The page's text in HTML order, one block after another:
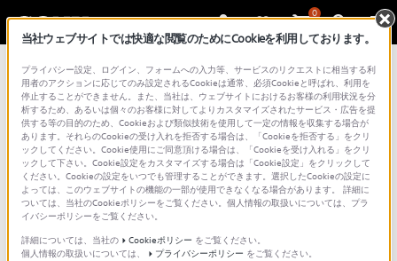
0
総合サポート・お問い合わせ
文書番号 : 00235511 / 最終更新日 : 2023/06/06
4K HDR放送を見たとき、他の放送
と比較して画面が暗い（BDZ-
FBT*/FBW*）
当社ウェブサイトでは快適な閲覧のためにCookieを利用しております。
プライバシー設定、ログイン、フォームへの入力等、サービスのリクエストに相当する利
用者のアクションに応じてのみ設定されるCookieは通常、必須Cookieと呼ばれ、利用を
停止することができません。また、当社は、ウェブサイトにおけるお客様の利用状況を分
析するため、あるいは個々のお客様に対してよりカスタマイズされたサービス・広告を提
供する等の目的のため、Cookieおよび類似技術を使用して一定の情報を収集する場合が
あります。それらのCookieの受け入れを拒否する場合は、「Cookieを拒否する」をクリ
ックしてください。Cookie使用にご同意頂ける場合は、「Cookieを受け入れる」をクリ
ックして下さい。Cookie設定をカスタマイズする場合は「Cookie設定」をクリックして
ください。Cookieの設定をいつでも管理することができます。選択したCookieの設定に
よっては、このウェブサイトの機能の一部が使用できなくなる場合があります。 詳細に
ついては、当社のCookieポリシーをご覧ください。個人情報の取扱いについては、プラ
イバシーポリシーをご覧ください。
詳細については、当社の
Cookieポリシー をご覧ください。
個人情報の取扱いについては、
プライバシーポリシー をご覧ください。